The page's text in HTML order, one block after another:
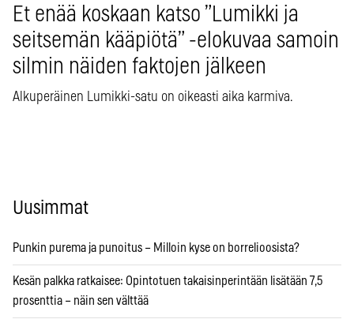
Et enää koskaan katso ”Lumikki ja
seitsemän kääpiötä” -elokuvaa samoin
silmin näiden faktojen jälkeen
Alkuperäinen Lumikki-satu on oikeasti aika karmiva.
Uusimmat
Punkin purema ja punoitus – Milloin kyse on borrelioosista?
Kesän palkka ratkaisee: Opintotuen takaisinperintään lisätään 7,5
prosenttia – näin sen välttää